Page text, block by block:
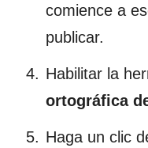
comience a
publicar.
Habilitar la
ortográfica
Haga un clic